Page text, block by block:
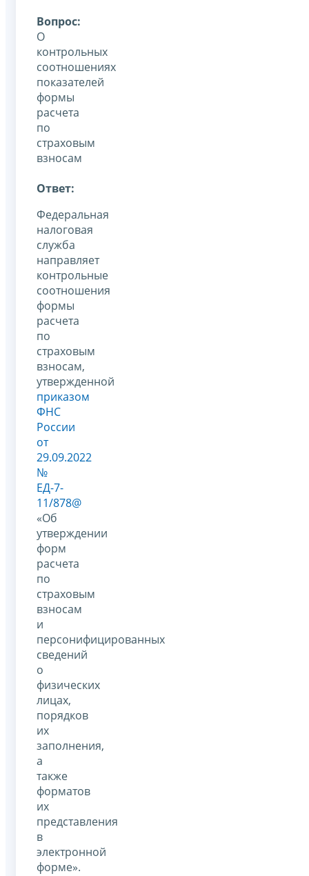
Вопрос:
О
контрольных
соотношениях
показателей
формы
расчета
по
страховым
взносам
Ответ:
Федеральная
налоговая
служба
направляет
контрольные
соотношения
формы
расчета
по
страховым
взносам,
утвержденной
приказом
ФНС
России
от
29.09.2022
№
ЕД-7-
11/878@
«Об
утверждении
форм
расчета
по
страховым
взносам
и
персонифицированных
сведений
о
физических
лицах,
порядков
их
заполнения,
а
также
форматов
их
представления
в
электронной
форме».